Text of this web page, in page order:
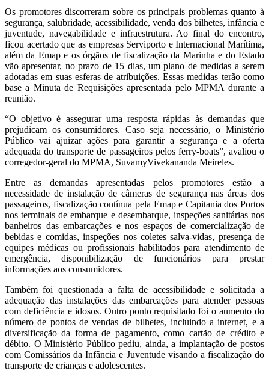
Os promotores discorreram sobre os principais problemas quanto à
segurança, salubridade, acessibilidade, venda dos bilhetes, infância e
juventude, navegabilidade e infraestrutura. Ao final do encontro,
ficou acertado que as empresas Serviporto e Internacional Marítima,
além da Emap e os órgãos de fiscalização da Marinha e do Estado
vão apresentar, no prazo de 15 dias, um plano de medidas a serem
adotadas em suas esferas de atribuições. Essas medidas terão como
base a Minuta de Requisições apresentada pelo MPMA durante a
reunião.
“O objetivo é assegurar uma resposta rápidas às demandas que
prejudicam os consumidores. Caso seja necessário, o Ministério
Público vai ajuizar ações para garantir a segurança e a oferta
adequada do transporte de passageiros pelos ferry-boats”, avaliou o
corregedor-geral do MPMA, SuvamyVivekananda Meireles.
Entre as demandas apresentadas pelos promotores estão a
necessidade de instalação de câmeras de segurança nas áreas dos
passageiros, fiscalização contínua pela Emap e Capitania dos Portos
nos terminais de embarque e desembarque, inspeções sanitárias nos
banheiros das embarcações e nos espaços de comercialização de
bebidas e comidas, inspeções nos coletes salva-vidas, presença de
equipes médicas ou profissionais habilitados para atendimento de
emergência, disponibilização de funcionários para prestar
informações aos consumidores.
Também foi questionada a falta de acessibilidade e solicitada a
adequação das instalações das embarcações para atender pessoas
com deficiência e idosos. Outro ponto requisitado foi o aumento do
número de pontos de vendas de bilhetes, incluindo a internet, e a
diversificação da forma de pagamento, como cartão de crédito e
débito. O Ministério Público pediu, ainda, a implantação de postos
com Comissários da Infância e Juventude visando a fiscalização do
transporte de crianças e adolescentes.